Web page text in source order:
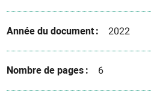
Année du document 2022
Nombre de pages 6